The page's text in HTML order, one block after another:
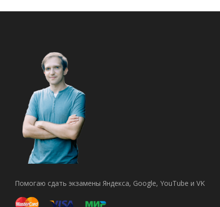
Помогаю сдать экзамены Яндекса, Google, YouTube и VK